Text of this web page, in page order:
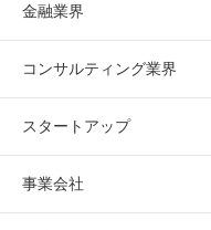
金融業界
コンサルティング業界
スタートアップ
事業会社